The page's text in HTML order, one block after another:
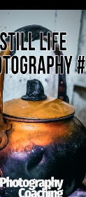
still-life-